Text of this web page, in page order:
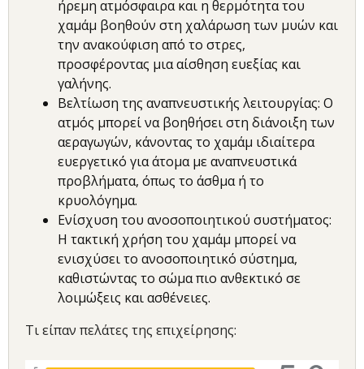
ήρεμη ατμόσφαιρα και η θερμότητα του
χαμάμ βοηθούν στη χαλάρωση των μυών και
την ανακούφιση από το στρες,
προσφέροντας μια αίσθηση ευεξίας και
γαλήνης.
Βελτίωση της αναπνευστικής λειτουργίας: Ο
ατμός μπορεί να βοηθήσει στη διάνοιξη των
αεραγωγών, κάνοντας το χαμάμ ιδιαίτερα
ευεργετικό για άτομα με αναπνευστικά
προβλήματα, όπως το άσθμα ή το
κρυολόγημα.
Ενίσχυση του ανοσοποιητικού συστήματος:
Η τακτική χρήση του χαμάμ μπορεί να
ενισχύσει το ανοσοποιητικό σύστημα,
καθιστώντας το σώμα πιο ανθεκτικό σε
λοιμώξεις και ασθένειες.
Τι είπαν πελάτες της επιχείρησης: